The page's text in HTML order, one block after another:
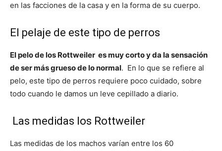
en las facciones de la casa y en la forma de su cuerpo.
El pelaje de este tipo de perros
El pelo de los Rottweiler es muy corto y da la sensación
de ser más grueso de lo normal. En lo que se refiere al
pelo, este tipo de perros requiere poco cuidado, sobre
todo cuando le damos un leve cepillado a diario.
Las medidas los Rottweiler
Las medidas de los machos varían entre los 60